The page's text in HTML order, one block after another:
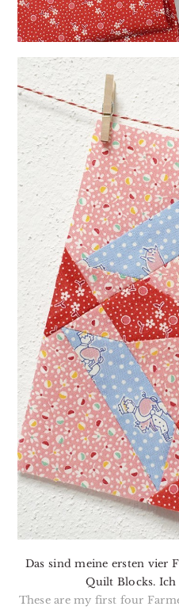
Das sind meine ersten vier
Quilt Blocks. Ich
These are my first four